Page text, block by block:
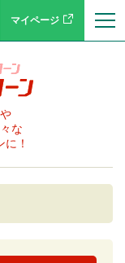
マイページ
な
！